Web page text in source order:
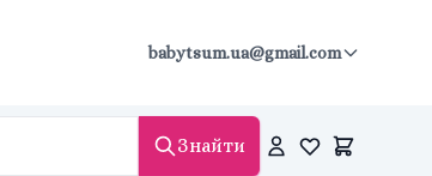
babytsum.ua@gmail.com
Знайти